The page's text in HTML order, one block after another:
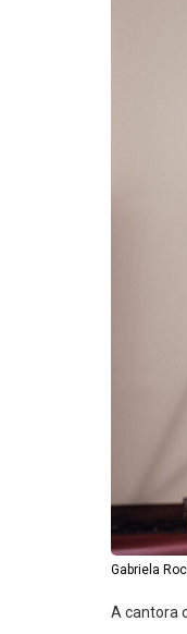
Gabriela
A cantora